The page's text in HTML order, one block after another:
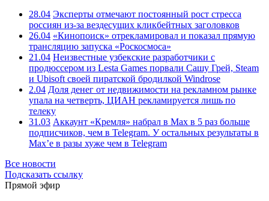
28.04 Эксперты отмечают постоянный рост стресса
россиян из-за вездесущих кликбейтных заголовков
26.04 «Кинопоиск» отрекламировал и показал прямую
трансляцию запуска «Роскосмоса»
21.04 Неизвестные узбекские разработчики с
продюссером из Lesta Games порвали Сашу Грей, Steam
и Ubisoft своей пиратской бродилкой Windrose
2.04 Доля денег от недвижимости на рекламном рынке
упала на четверть, ЦИАН рекламируется лишь по
телеку
31.03 Аккаунт «Кремля» набрал в Max в 5 раз больше
подписчиков, чем в Telegram. У остальных результаты в
Max’е в разы хуже чем в Telegram
Все новости
Подсказать ссылку
Прямой эфир